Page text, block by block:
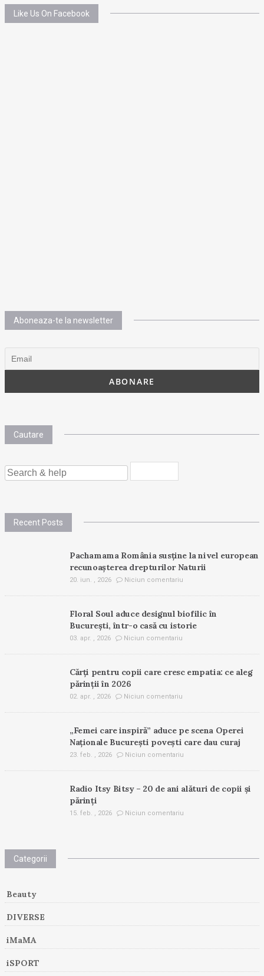
Like Us On Facebook
Aboneaza-te la newsletter
Cautare
SEARCH
FOR:
Recent Posts
Pachamama România susține la nivel european
recunoașterea drepturilor Naturii
20. iun. , 2026 Niciun comentariu
Floral Soul aduce designul biofilic în
București, într-o casă cu istorie
03. apr. , 2026 Niciun comentariu
Cărți pentru copii care cresc empatia: ce aleg
părinții în 2026
02. apr. , 2026 Niciun comentariu
„Femei care inspiră” aduce pe scena Operei
Naționale București povești care dau curaj
23. feb. , 2026 Niciun comentariu
Radio Itsy Bitsy – 20 de ani alături de copii și
părinți
15. feb. , 2026 Niciun comentariu
Categorii
Beauty
DIVERSE
iMaMA
iSPORT